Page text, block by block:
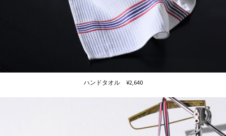
ハンドタオル ¥2,640